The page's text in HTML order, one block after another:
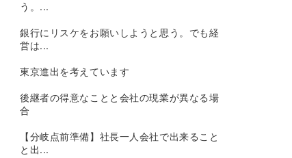
う。...
銀行にリスケをお願いしようと思う。でも経
営は...
東京進出を考えています
後継者の得意なことと会社の現業が異なる場
合
【分岐点前準備】社長一人会社で出来ること
と出...